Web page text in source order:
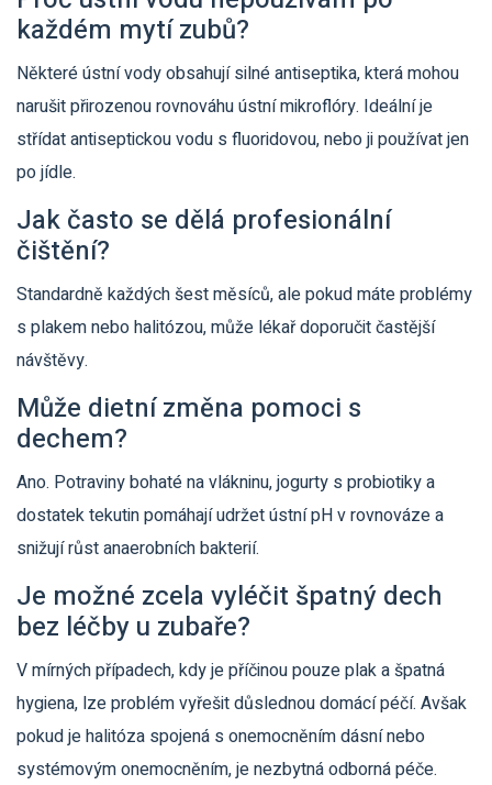
každém mytí zubů?
Některé ústní vody obsahují silné antiseptika, která mohou
narušit přirozenou rovnováhu ústní mikroflóry. Ideální je
střídat antiseptickou vodu s fluoridovou, nebo ji používat jen
po jídle.
Jak často se dělá profesionální
čištění?
Standardně každých šest měsíců, ale pokud máte problémy
s plakem nebo halitózou, může lékař doporučit častější
návštěvy.
Může dietní změna pomoci s
dechem?
Ano. Potraviny bohaté na vlákninu, jogurty s probiotiky a
dostatek tekutin pomáhají udržet ústní pH v rovnováze a
snižují růst anaerobních bakterií.
Je možné zcela vyléčit špatný dech
bez léčby u zubaře?
V mírných případech, kdy je příčinou pouze plak a špatná
hygiena, lze problém vyřešit důslednou domácí péčí. Avšak
pokud je halitóza spojená s onemocněním dásní nebo
systémovým onemocněním, je nezbytná odborná péče.